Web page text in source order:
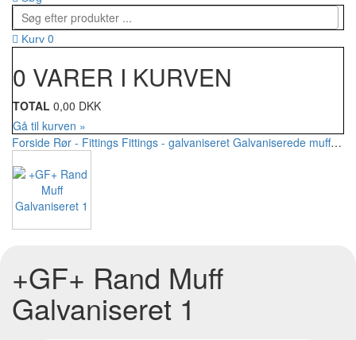
Kurv 0
0 VARER I KURVEN
TOTAL 0,00 DKK
Gå til kurven »
Forside Rør - Fittings Fittings - galvaniseret Galvaniserede muffer
+GF+ Rand Muff
Galvaniseret 1